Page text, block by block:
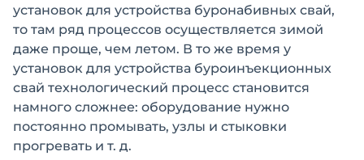
установок для устройства буронабивных свай,
то там ряд процессов осуществляется зимой
даже проще, чем летом. В то же время у
установок для устройства буроинъекционных
свай технологический процесс становится
намного сложнее: оборудование нужно
постоянно промывать, узлы и стыковки
прогревать и т. д.